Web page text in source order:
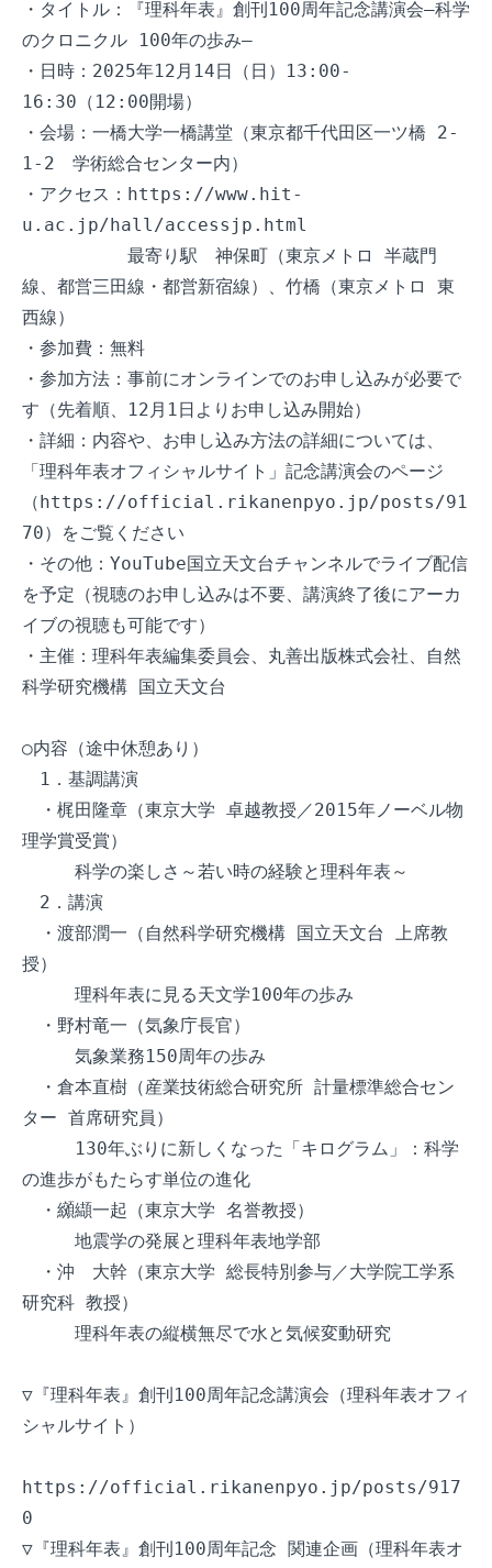
・タイトル：『理科年表』創刊100周年記念講演会―科学
のクロニクル 100年の歩み―
・日時：2025年12月14日（日）13:00-
16:30（12:00開場）
・会場：一橋大学一橋講堂（東京都千代田区一ツ橋 2-
1-2　学術総合センター内）
・アクセス：https://www.hit-
u.ac.jp/hall/accessjp.html
最寄り駅　神保町（東京メトロ 半蔵門
線、都営三田線・都営新宿線）、竹橋（東京メトロ 東
西線）
・参加費：無料
・参加方法：事前にオンラインでのお申し込みが必要で
す（先着順、12月1日よりお申し込み開始）
・詳細：内容や、お申し込み方法の詳細については、
「理科年表オフィシャルサイト」記念講演会のページ
（https://official.rikanenpyo.jp/posts/91
70）をご覧ください
・その他：YouTube国立天文台チャンネルでライブ配信
を予定（視聴のお申し込みは不要、講演終了後にアーカ
イブの視聴も可能です）
・主催：理科年表編集委員会、丸善出版株式会社、自然
科学研究機構 国立天文台
○内容（途中休憩あり）
1．基調講演
・梶田隆章（東京大学 卓越教授／2015年ノーベル物
理学賞受賞）
科学の楽しさ～若い時の経験と理科年表～
2．講演
・渡部潤一（自然科学研究機構 国立天文台 上席教
授）
理科年表に見る天文学100年の歩み
・野村竜一（気象庁長官）
気象業務150周年の歩み
・倉本直樹（産業技術総合研究所 計量標準総合セン
ター 首席研究員）
130年ぶりに新しくなった「キログラム」：科学
の進歩がもたらす単位の進化
・纐纈一起（東京大学 名誉教授）
地震学の発展と理科年表地学部
・沖　大幹（東京大学 総長特別参与／大学院工学系
研究科 教授）
理科年表の縦横無尽で水と気候変動研究
▽『理科年表』創刊100周年記念講演会（理科年表オフィ
シャルサイト）
https://official.rikanenpyo.jp/posts/917
0
▽『理科年表』創刊100周年記念 関連企画（理科年表オ